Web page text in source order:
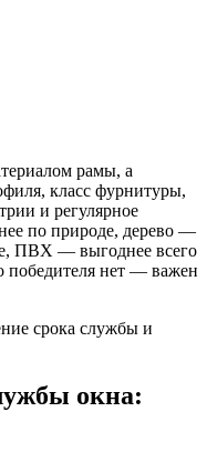
рамы, а
класс фурнитуры,
и регулярное
по природе, дерево —
ПВХ — выгоднее всего
победителя нет — важен
окна: